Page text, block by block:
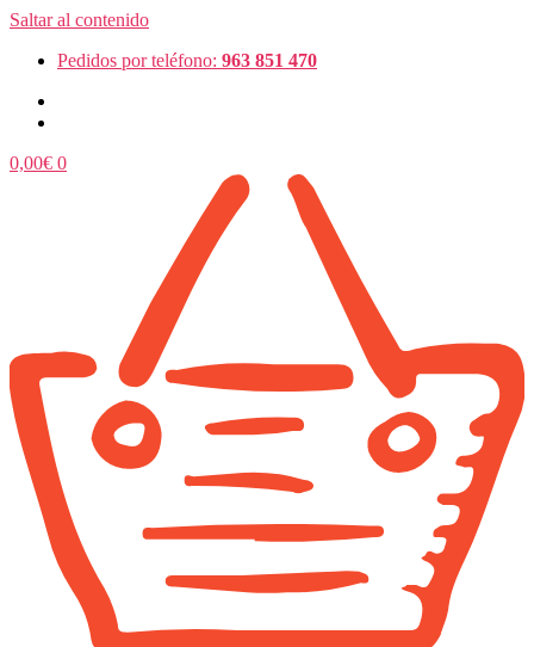
Saltar al contenido
Pedidos por teléfono: 963 851 470
0,00€ 0